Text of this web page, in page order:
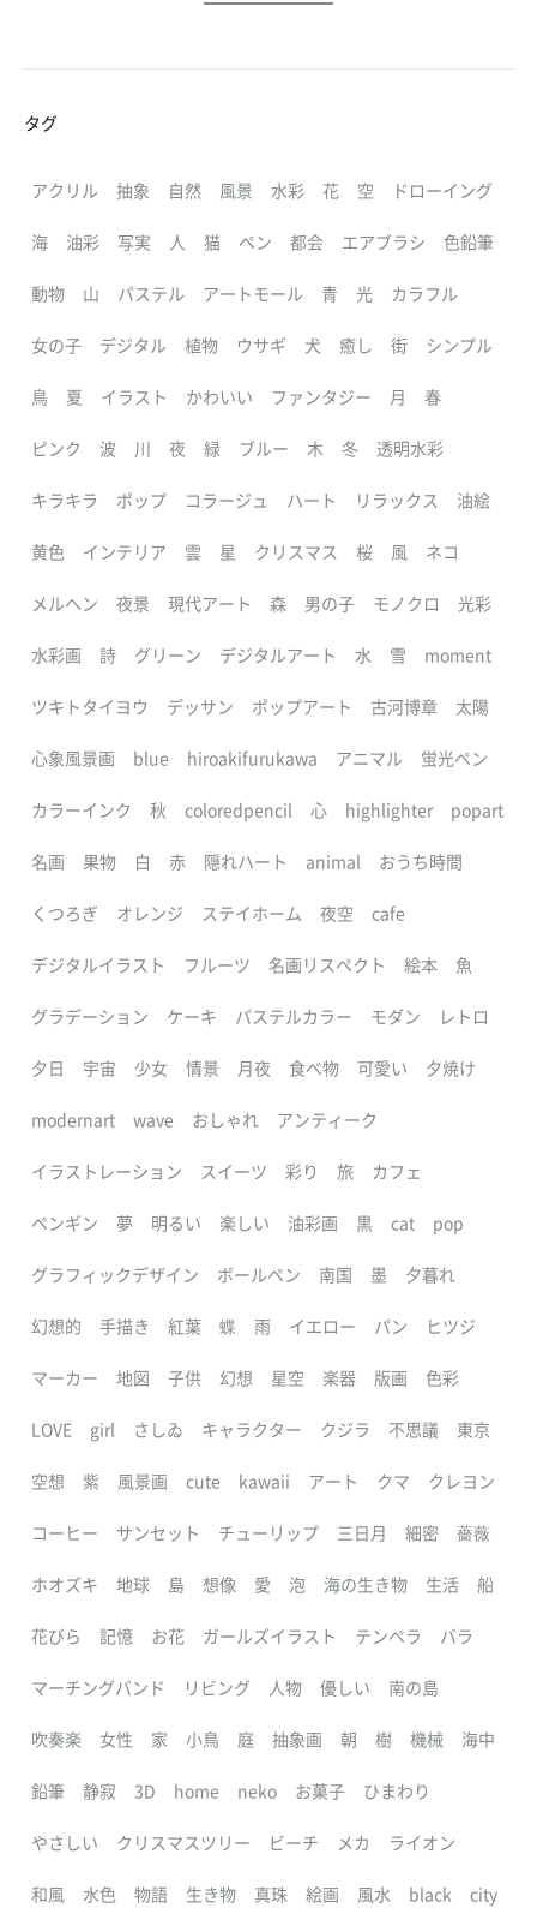
タグ
アクリル 抽象 自然 風景 水彩 花 空 ドローイング
海 油彩 写実 人 猫 ペン 都会 エアブラシ 色鉛筆
動物 山 パステル アートモール 青 光 カラフル
女の子 デジタル 植物 ウサギ 犬 癒し 街 シンプル
鳥 夏 イラスト かわいい ファンタジー 月 春
ピンク 波 川 夜 緑 ブルー 木 冬 透明水彩
キラキラ ポップ コラージュ ハート リラックス 油絵
黄色 インテリア 雲 星 クリスマス 桜 風 ネコ
メルヘン 夜景 現代アート 森 男の子 モノクロ 光彩
水彩画 詩 グリーン デジタルアート 水 雪 moment
ツキトタイヨウ デッサン ポップアート 古河博章 太陽
心象風景画 blue hiroakifurukawa アニマル 蛍光ペン
カラーインク 秋 coloredpencil 心 highlighter popart
名画 果物 白 赤 隠れハート animal おうち時間
くつろぎ オレンジ ステイホーム 夜空 cafe
デジタルイラスト フルーツ 名画リスペクト 絵本 魚
グラデーション ケーキ パステルカラー モダン レトロ
夕日 宇宙 少女 情景 月夜 食べ物 可愛い 夕焼け
modernart wave おしゃれ アンティーク
イラストレーション スイーツ 彩り 旅 カフェ
ペンギン 夢 明るい 楽しい 油彩画 黒 cat pop
グラフィックデザイン ボールペン 南国 墨 夕暮れ
幻想的 手描き 紅葉 蝶 雨 イエロー パン ヒツジ
マーカー 地図 子供 幻想 星空 楽器 版画 色彩
LOVE girl さしゐ キャラクター クジラ 不思議 東京
空想 紫 風景画 cute kawaii アート クマ クレヨン
コーヒー サンセット チューリップ 三日月 細密 薔薇
ホオズキ 地球 島 想像 愛 泡 海の生き物 生活 船
花びら 記憶 お花 ガールズイラスト テンペラ バラ
マーチングバンド リビング 人物 優しい 南の島
吹奏楽 女性 家 小鳥 庭 抽象画 朝 樹 機械 海中
鉛筆 静寂 3D home neko お菓子 ひまわり
やさしい クリスマスツリー ビーチ メカ ライオン
和風 水色 物語 生き物 真珠 絵画 風水 black city